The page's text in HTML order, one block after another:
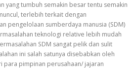
yang tumbuh semakin besar tentu semakin
terlebih terkait dengan
pengelolaan sumberdaya manusia (SDM)
teknologi relative lebih mudah
SDM sangat pelik dan sulit
ini salah satunya disebabkan oleh
para pimpinan perusahaan/ jajaran